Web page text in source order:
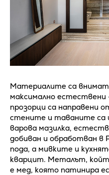
Материалите са
максимално естествени
прозорци са направени
стените и таваните са
варова мазилка,
добиван и обработван в
пода, а мивките и
кварцит. Металът,
е мед, която патинира